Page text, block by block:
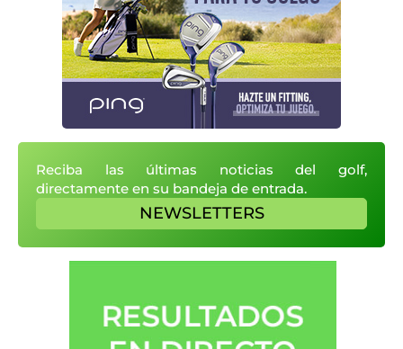
Reciba las últimas noticias del golf,
directamente en su bandeja de entrada.
NEWSLETTERS